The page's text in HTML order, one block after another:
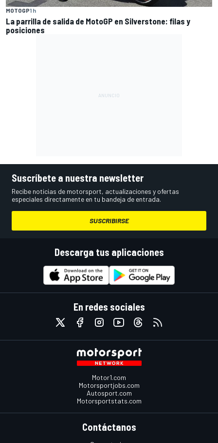
MOTOGP1 h
La parrilla de salida de MotoGP en Silverstone: filas y
posiciones
Suscríbete a nuestra newsletter
Recibe noticias de motorsport, actualizaciones y ofertas
especiales directamente en tu bandeja de entrada.
SUSCRIBIRSE
Descarga tus aplicaciones
En redes sociales
Motor1.com
Motorsportjobs.com
Autosport.com
Motorsportstats.com
Contáctanos